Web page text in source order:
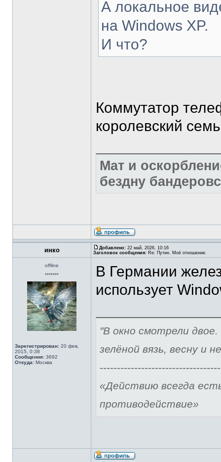
А локальное
на Windows XP.
И что?
Коммутатор
королевский
Мат и
бездну
инко Добавлено: 22 май, 2026, 10:16
Заголовок сообщения: Re: Путин. Моё отношение.
offline
*******
Зарегистрирован: 20 фев,
2015, 0:38
Сообщения: 3692
Откуда: Москва
В Германии
использует
"В окно смотрели
зелёной вязь, весну и
-----------------------------------
«Действию всегда
противодействие»